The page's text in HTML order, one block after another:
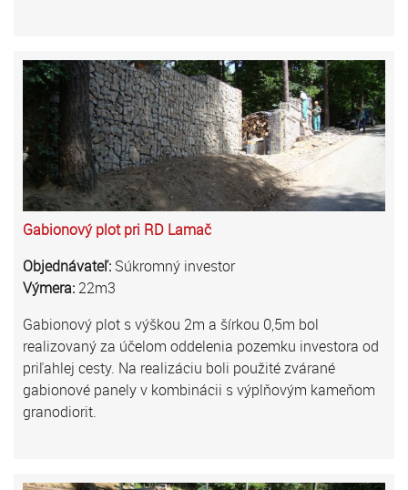
Gabionový plot pri RD Lamač
Objednávateľ: Súkromný investor
Výmera: 22m3
Gabionový plot s výškou 2m a šírkou 0,5m bol
realizovaný za účelom oddelenia pozemku investora od
priľahlej cesty. Na realizáciu boli použité zvárané
gabionové panely v kombinácii s výplňovým kameňom
granodiorit.